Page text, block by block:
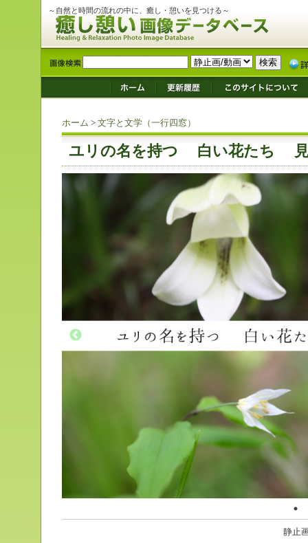
～自然と時間の流れの中に、癒し・憩いを見つける～
ホーム > 文字と文学（一行四窓）
ユリの名を持つ 白い花たち
静止